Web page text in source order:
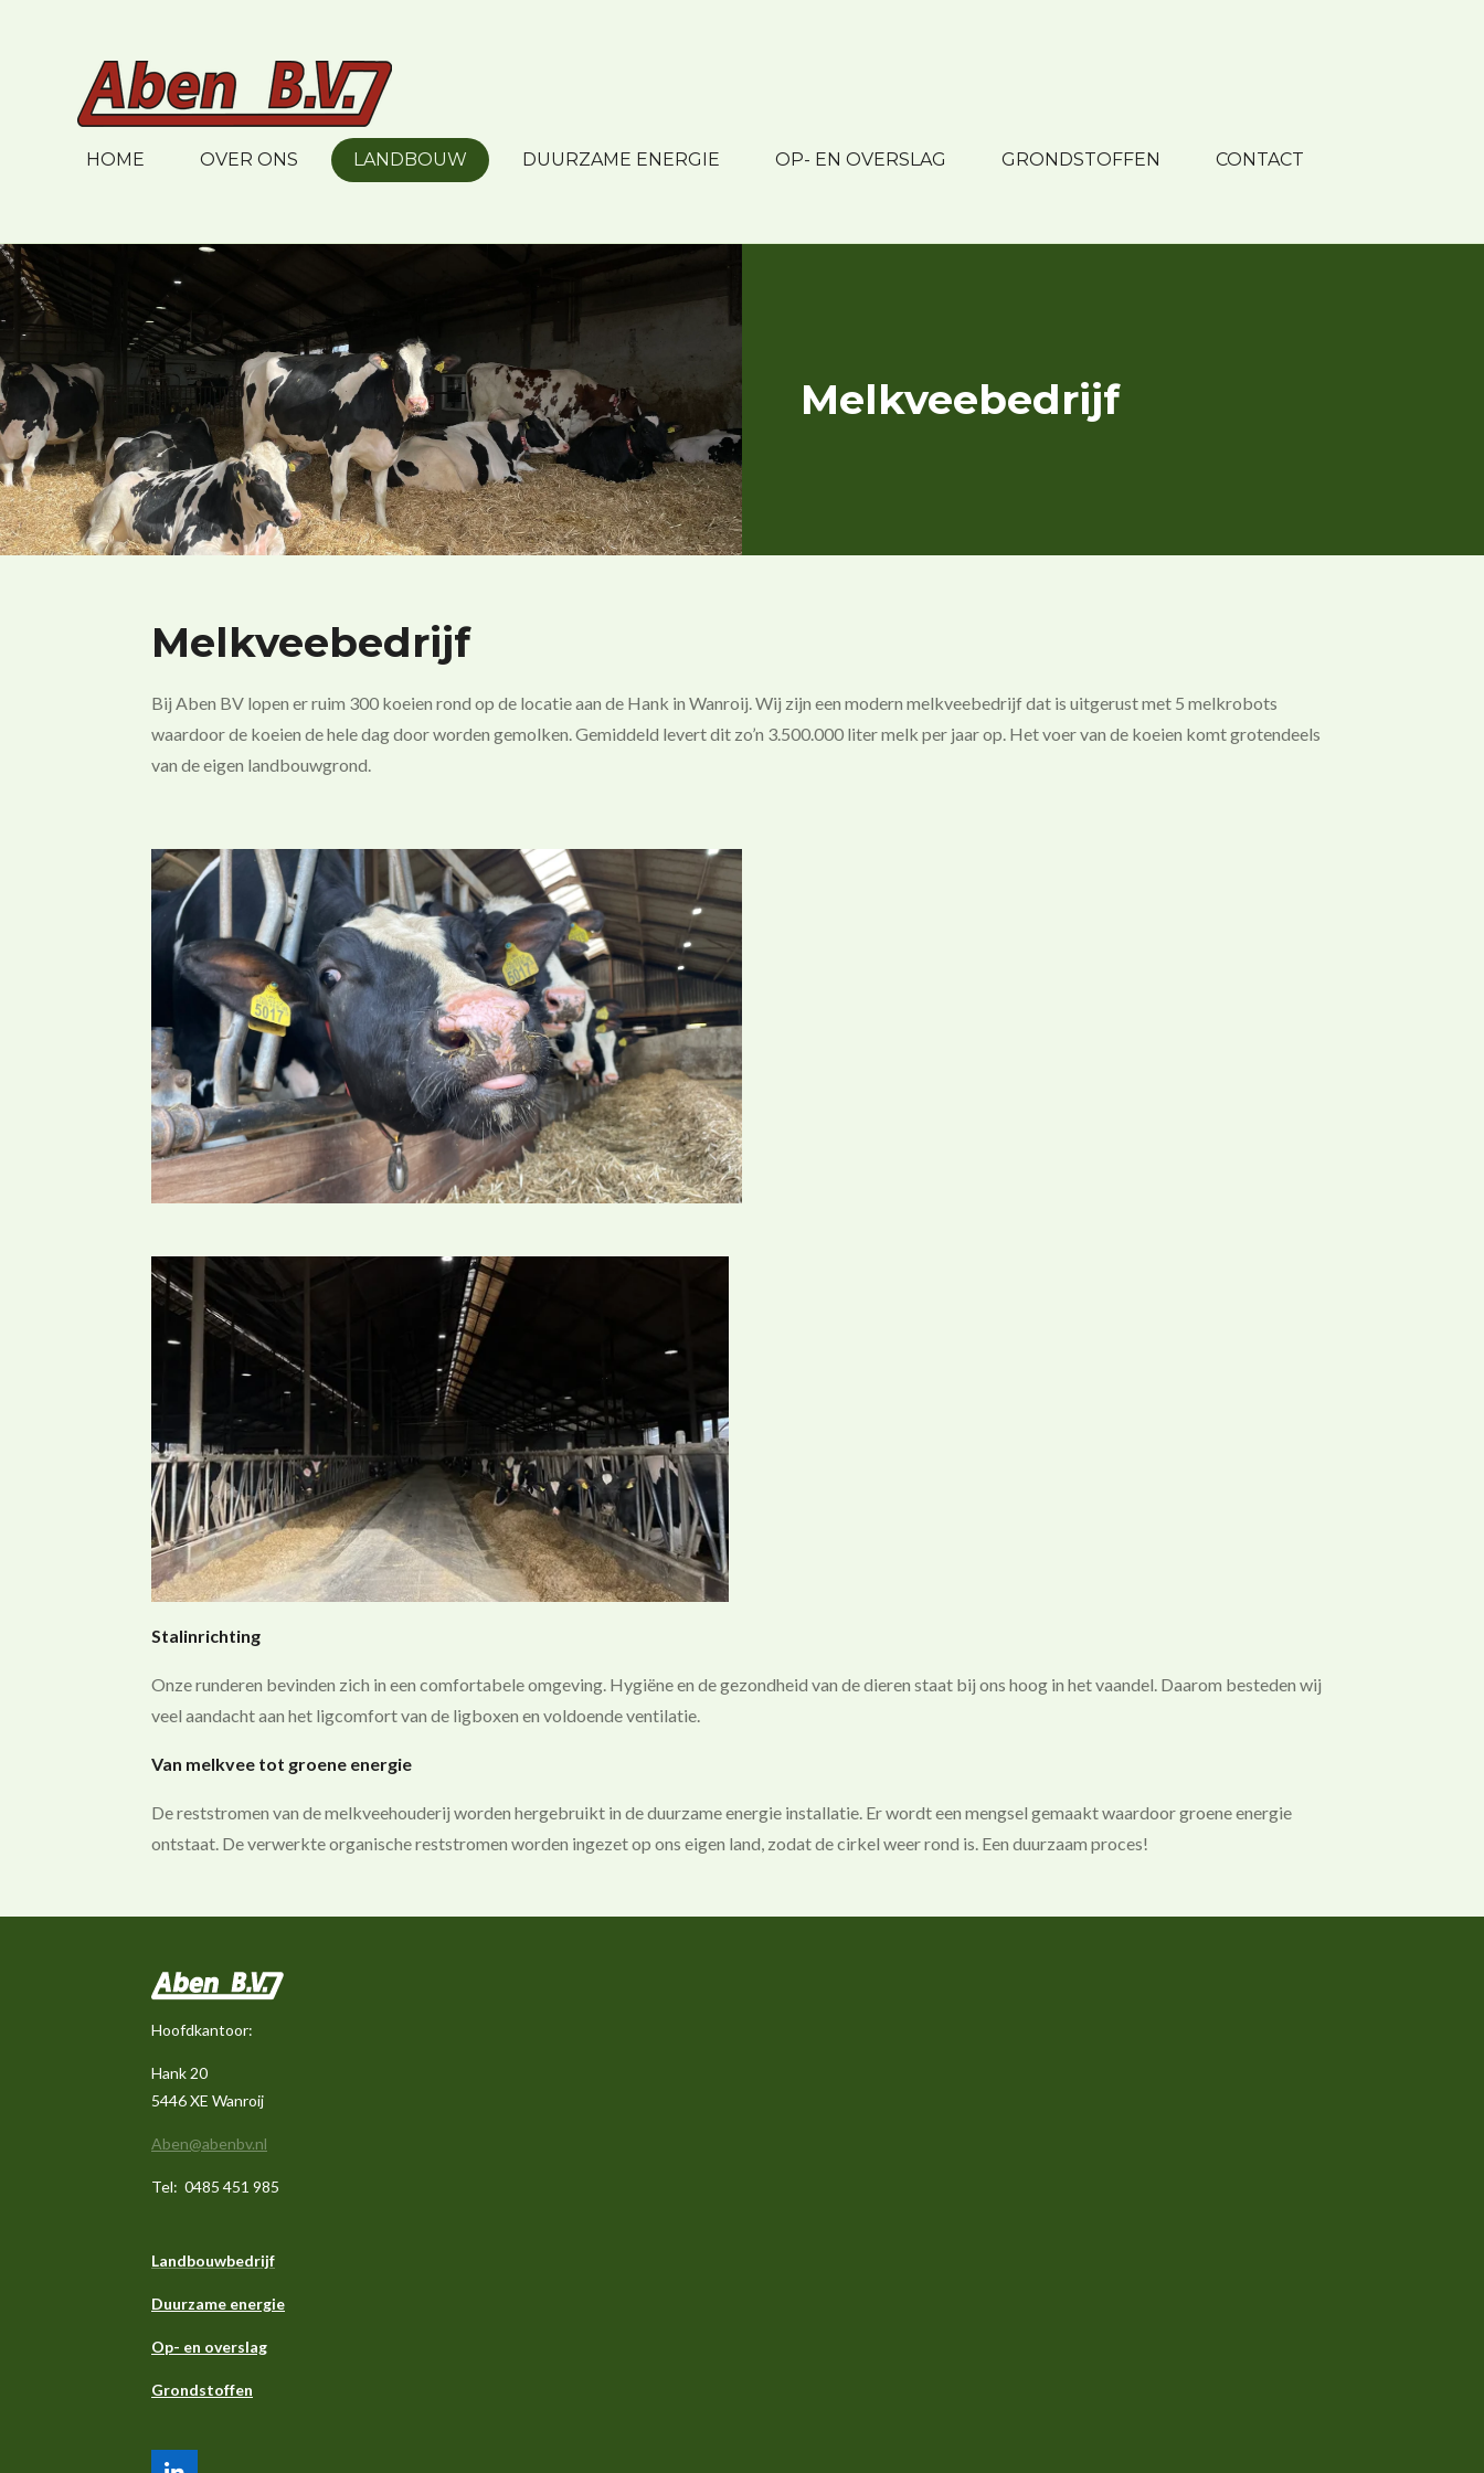
hoofdinhoud
HOME OVER ONS LANDBOUW DUURZAME ENERGIE OP- EN OVERSLAG GRONDSTOFFEN CONTACT
Melkveebedrijf
Melkveebedrijf
Bij Aben BV lopen er ruim 300 koeien rond op de locatie aan de Hank in Wanroij. Wij zijn een modern melkveebedrijf dat is uitgerust met 5 melkrobots
waardoor de koeien de hele dag door worden gemolken. Gemiddeld levert dit zo’n 3.500.000 liter melk per jaar op. Het voer van de koeien komt grotendeels
van de eigen landbouwgrond.
Stalinrichting
Onze runderen bevinden zich in een comfortabele omgeving. Hygiëne en de gezondheid van de dieren staat bij ons hoog in het vaandel. Daarom besteden wij
veel aandacht aan het ligcomfort van de ligboxen en voldoende ventilatie.
Van melkvee tot groene energie
De reststromen van de melkveehouderij worden hergebruikt in de duurzame energie installatie. Er wordt een mengsel gemaakt waardoor groene energie
ontstaat. De verwerkte organische reststromen worden ingezet op ons eigen land, zodat de cirkel weer rond is. Een duurzaam proces!
Hoofdkantoor:
Hank 20
5446 XE Wanroij
Aben@abenbv.nl
Tel: 0485 451 985
Landbouwbedrijf
Duurzame energie
Op- en overslag
Grondstoffen